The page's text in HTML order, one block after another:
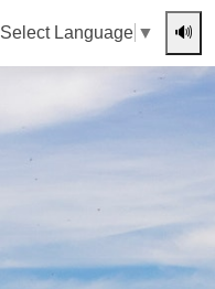
Select Language ▼ 🔊